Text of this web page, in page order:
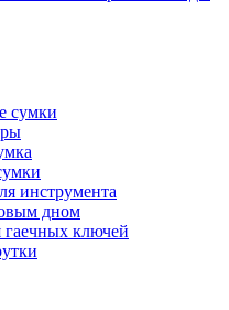
сумки
инструмента
дном
ключей